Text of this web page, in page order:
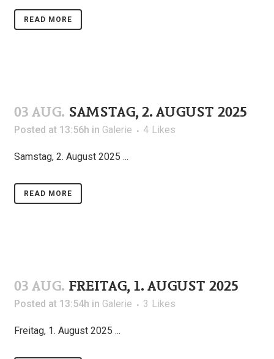
READ MORE
03 AUG. SAMSTAG, 2. AUGUST 2025
Posted at 13:56h in Galerie 4 Likes
Samstag, 2. August 2025 ...
READ MORE
03 AUG. FREITAG, 1. AUGUST 2025
Posted at 13:54h in Galerie 3 Likes
Freitag, 1. August 2025 ...